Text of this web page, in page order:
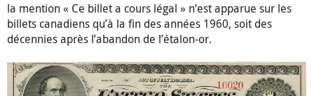
la mention « Ce billet a cours légal » n’est apparue sur les
billets canadiens qu’à la fin des années 1960, soit des
décennies après l’abandon de l’étalon-or.